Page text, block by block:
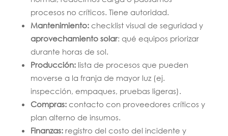
procesos no críticos. Tiene autoridad.
Mantenimiento:checklist visual de seguridad y
aprovechamiento solar: qué equipos priorizar
durante horas de sol.
Producción:lista de procesos que pueden
moverse a la franja de mayor luz (ej.
inspección, empaques, pruebas ligeras).
Compras:contacto con proveedores críticos y
plan alterno de insumos.
Finanzas:registro del costo del incidente y